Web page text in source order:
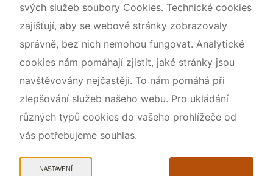
svých služeb soubory Cookies. Technické cookies
zajišťují, aby se webové stránky zobrazovaly
správně, bez nich nemohou fungovat. Analytické
cookies nám pomáhají zjistit, jaké stránky jsou
navštěvovány nejčastěji. To nám pomáhá při
zlepšování služeb našeho webu. Pro ukládání
různých typů cookies do vašeho prohlížeče od
vás potřebujeme souhlas.
NASTAVENÍ